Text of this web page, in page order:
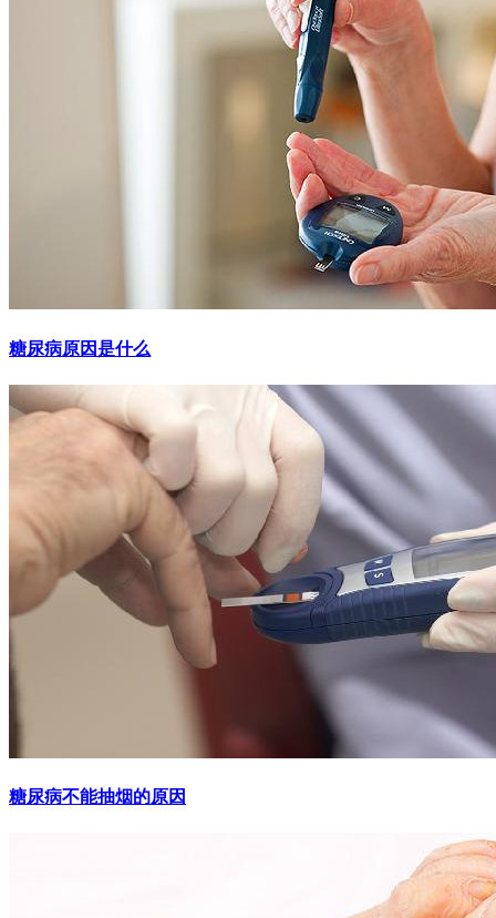
糖尿病原因是什么
糖尿病不能抽烟的原因